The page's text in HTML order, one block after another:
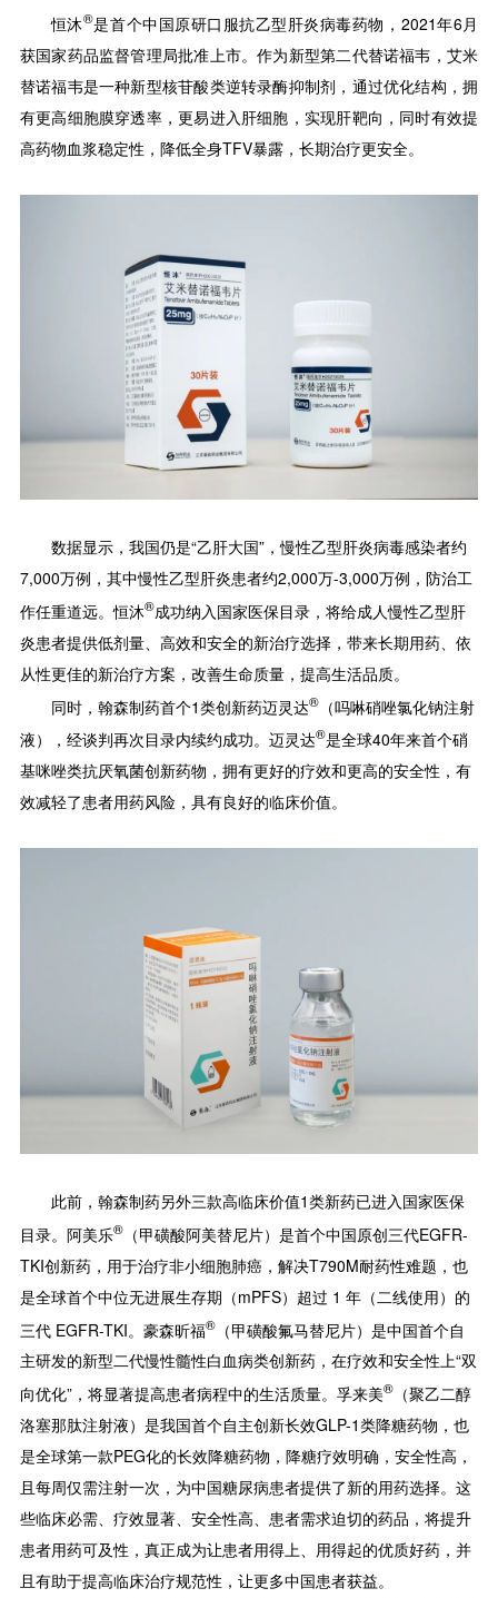
恒沐®是首个中国原研口服抗乙型肝炎病毒药物，2021年6月
获国家药品监督管理局批准上市。作为新型第二代替诺福韦，艾米
替诺福韦是一种新型核苷酸类逆转录酶抑制剂，通过优化结构，拥
有更高细胞膜穿透率，更易进入肝细胞，实现肝靶向，同时有效提
高药物血浆稳定性，降低全身TFV暴露，长期治疗更安全。
数据显示，我国仍是“乙肝大国”，慢性乙型肝炎病毒感染者约
7,000万例，其中慢性乙型肝炎患者约2,000万-3,000万例，防治工
作任重道远。恒沐®成功纳入国家医保目录，将给成人慢性乙型肝
炎患者提供低剂量、高效和安全的新治疗选择，带来长期用药、依
从性更佳的新治疗方案，改善生命质量，提高生活品质。
同时，翰森制药首个1类创新药迈灵达®（吗啉硝唑氯化钠注射
液），经谈判再次目录内续约成功。迈灵达®是全球40年来首个硝
基咪唑类抗厌氧菌创新药物，拥有更好的疗效和更高的安全性，有
效减轻了患者用药风险，具有良好的临床价值。
此前，翰森制药另外三款高临床价值1类新药已进入国家医保
目录。阿美乐®（甲磺酸阿美替尼片）是首个中国原创三代EGFR-
TKI创新药，用于治疗非小细胞肺癌，解决T790M耐药性难题，也
是全球首个中位无进展生存期（mPFS）超过 1 年（二线使用）的
三代 EGFR-TKI。豪森昕福®（甲磺酸氟马替尼片）是中国首个自
主研发的新型二代慢性髓性白血病类创新药，在疗效和安全性上“双
向优化”，将显著提高患者病程中的生活质量。孚来美®（聚乙二醇
洛塞那肽注射液）是我国首个自主创新长效GLP-1类降糖药物，也
是全球第一款PEG化的长效降糖药物，降糖疗效明确，安全性高，
且每周仅需注射一次，为中国糖尿病患者提供了新的用药选择。这
些临床必需、疗效显著、安全性高、患者需求迫切的药品，将提升
患者用药可及性，真正成为让患者用得上、用得起的优质好药，并
且有助于提高临床治疗规范性，让更多中国患者获益。